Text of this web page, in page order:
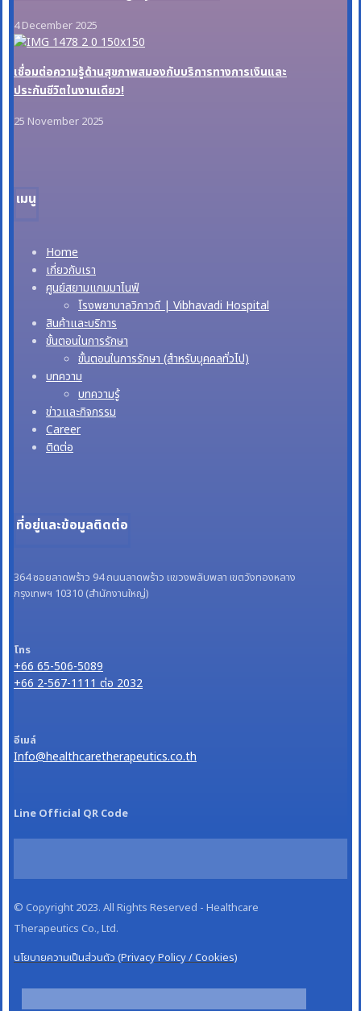
4 December 2025
เชื่อมต่อความรู้ด้านสุขภาพสมองกับบริการทางการเงินและ
ประกันชีวิตในงานเดียว!
25 November 2025
เมนู
Home
เกี่ยวกับเรา
ศูนย์สยามแกมมาไนฟ์
โรงพยาบาลวิภาวดี | Vibhavadi Hospital
สินค้าและบริการ
ขั้นตอนในการรักษา
ขั้นตอนในการรักษา (สำหรับบุคคลทั่วไป)
บทความ
บทความรู้
ข่าวและกิจกรรม
Career
ติดต่อ
ที่อยู่และข้อมูลติดต่อ
364 ซอยลาดพร้าว 94 ถนนลาดพร้าว แขวงพลับพลา เขตวังทองหลาง
กรุงเทพฯ 10310 (สำนักงานใหญ่)
โทร
+66 65-506-5089
+66 2-567-1111 ต่อ 2032
อีเมล์
Info@healthcaretherapeutics.co.th
Line Official QR Code
© Copyright 2023. All Rights Reserved - Healthcare
Therapeutics Co., Ltd.
นโยบายความเป็นส่วนตัว (Privacy Policy / Cookies)